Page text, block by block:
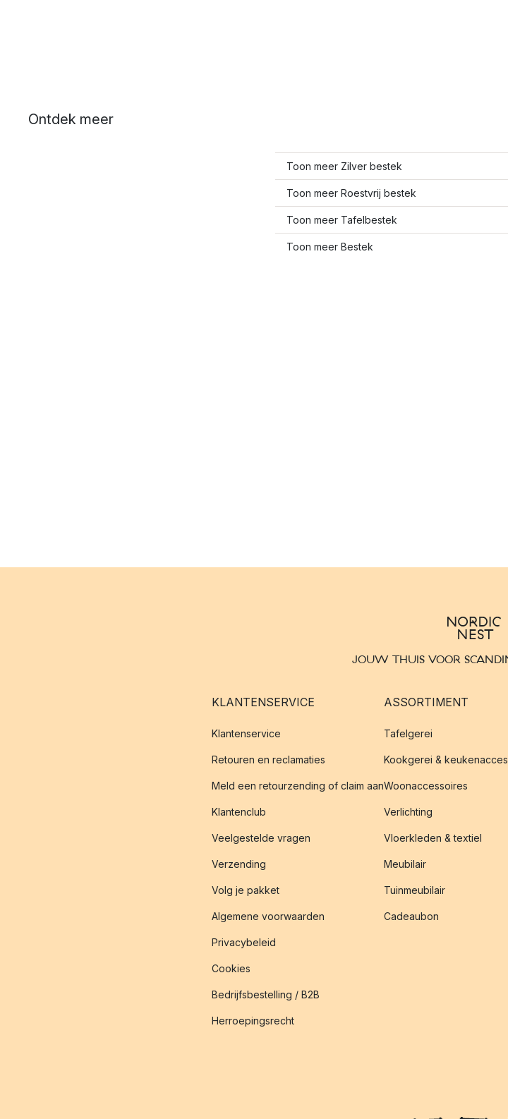
Ontdek meer
Toon meer Zilver bestek
Toon meer Roestvrij bestek
Toon meer Tafelbestek
Toon meer Bestek
JOUW THUIS VOOR
KLANTENSERVICE
Klantenservice
Retouren en reclamaties
Meld een retourzending of claim aan
Klantenclub
Veelgestelde vragen
Verzending
Volg je pakket
Algemene voorwaarden
Privacybeleid
Cookies
Bedrijfsbestelling / B2B
Herroepingsrecht
ASSORTIMENT
Tafelgerei
Kookgerei &
Woonaccessoires
Verlichting
Vloerkleden & textiel
Meubilair
Tuinmeubilair
Cadeaubon